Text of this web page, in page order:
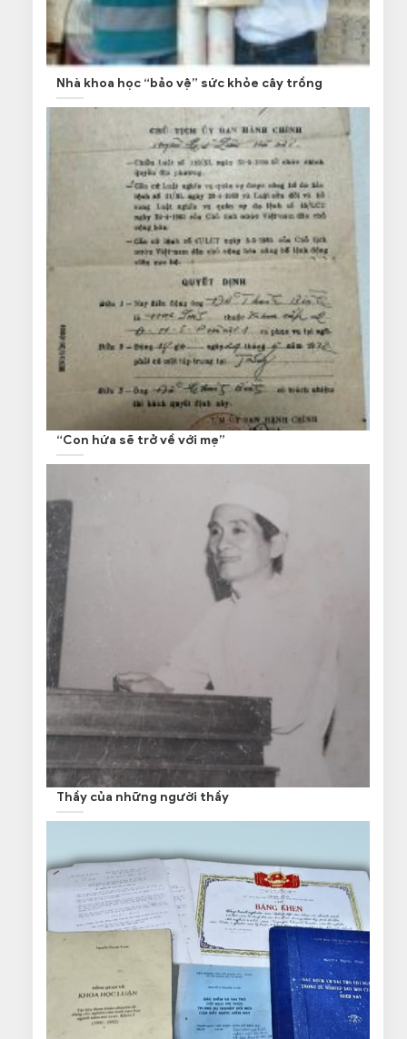
Nhà khoa học “bảo vệ” sức khỏe cây trồng
“Con hứa sẽ trở về với mẹ”
Thầy của những người thầy